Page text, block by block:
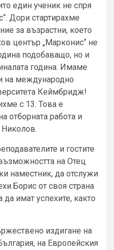
един ученик не спря
Дори стартирахме
за възрастни, което
център „Марконис“ не
подобаващо, но и
година. Имаме
на международно
Кеймбридж!
с 13. Това е
отборната работа и
Николов.
и гостите
на Отец
наместник, да отслужи
от своя страна
имат успехите, както
издигане на
на Европейския